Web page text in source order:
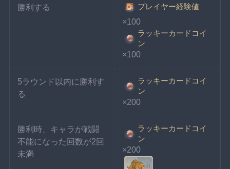
勝利する
プレイヤー経験値
×100
ラッキーカードコイ
ン
×100
5ラウンド以内に勝利す
る
ラッキーカードコイ
ン
×200
勝利時、キャラが戦闘
不能になった回数が2回
未満
ラッキーカードコイ
ン
×200